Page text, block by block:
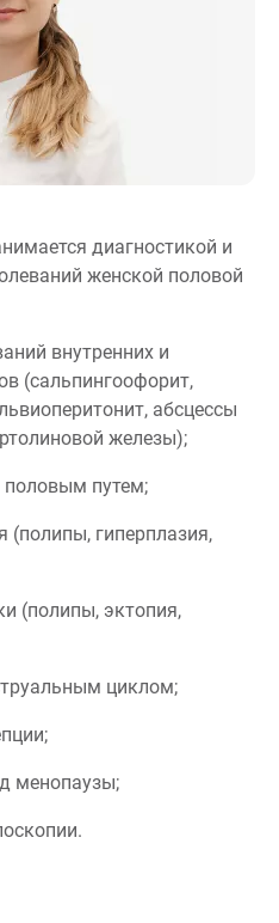
диагностикой и
женской половой
внутренних и
(сальпингоофорит,
абсцессы
железы);
путем;
(полипы, гиперплазия,
(полипы, эктопия,
циклом;
менопаузы;